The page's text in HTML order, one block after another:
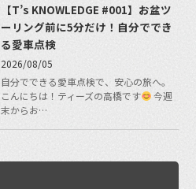
【T’s KNOWLEDGE #001】お盆ツ
ーリング前に5分だけ！自分ででき
る愛車点検
2026/08/05
自分でできる愛車点検で、安心の旅へ。
こんにちは！ティーズの高橋です
今週
末からお…